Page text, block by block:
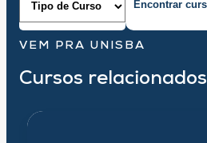
VEM PRA UNISBA
Cursos relacionados